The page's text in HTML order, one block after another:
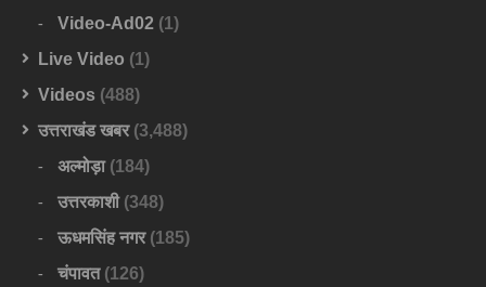
Video-Ad02 (1)
Live Video (1)
Videos (488)
उत्तराखंड खबर(3,488)
अल्मोड़ा(184)
उत्तरकाशी(348)
ऊधमसिंह नगर(185)
चंपावत(126)